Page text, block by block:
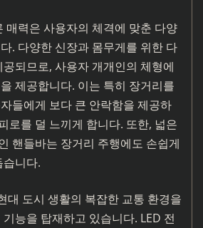
매력은 사용자의 체격에 맞춘 다양
. 다양한 신장과 몸무게를 위한 다
되므로, 사용자 개개인의 체형에
제공합니다. 이는 특히 장거리를
들에게 보다 큰 안락함을 제공하
로를 덜 느끼게 합니다. 또한, 넓은
핸들바는 장거리 주행에도 손쉽게
니다.
대 도시 생활의 복잡한 교통 환경을
능을 탑재하고 있습니다. LED 전